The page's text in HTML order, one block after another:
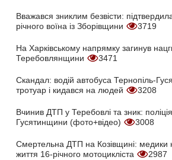
Вважався зниклим безвісти:
річного воїна із Зборівщини
3719
На Харківському напрямку загинув
Теребовлянщини
3471
Скандал: водій автобуса Тернопіль-
тротуар і кидався на людей
3208
Вчинив ДТП у Теребовлі та зник:
Гусятинщини (фото+відео)
3008
Смертельна ДТП на Козівщині: медики
життя 16-річного мотоцикліста
2987